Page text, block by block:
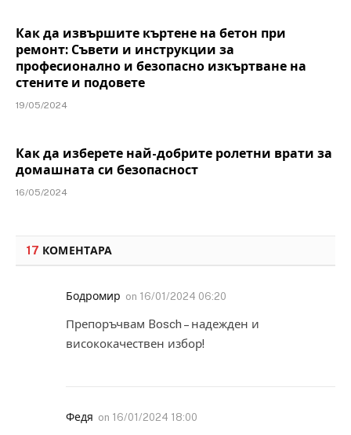
Как да извършите къртене на бетон при
ремонт: Съвети и инструкции за
професионално и безопасно изкъртване на
стените и подовете
19/05/2024
Как да изберете най-добрите ролетни врати за
домашната си безопасност
16/05/2024
17 КОМЕНТАРА
Бодромир on 16/01/2024 06:20
Препоръчвам Bosch – надежден и
висококачествен избор!
Федя on 16/01/2024 18:00